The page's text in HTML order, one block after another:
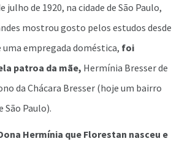
julho de 1920, na cidade de São Paulo,
mostrou gosto pelos estudos desde
uma empregada doméstica, foi
patroa da mãe, Hermínia Bresser de
da Chácara Bresser (hoje um bairro
São Paulo).
Hermínia que Florestan nasceu e